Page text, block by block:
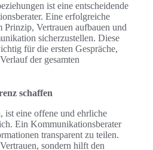
ist eine entscheidende
Eine erfolgreiche
Prinzip, Vertrauen aufbauen und
sicherzustellen. Diese
für die ersten Gespräche,
der gesamten
schaffen
ist eine offene und ehrliche
Ein Kommunikationsberater
transparent zu teilen.
sondern hilft den